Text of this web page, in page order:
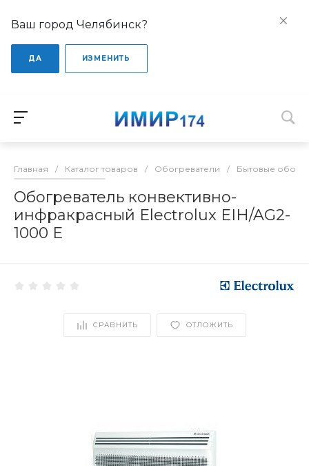
Ваш город Челябинск?
ДА ИЗМЕНИТЬ
Главная / Каталог товаров / Обогреватели / Бытовые
Обогреватель конвективно-
инфракрасный Electrolux EIH/AG2-
1000 E
СРАВНИТЬ ОТЛОЖИТЬ